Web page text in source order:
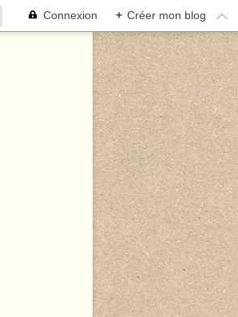
Connexion + Créer mon blog